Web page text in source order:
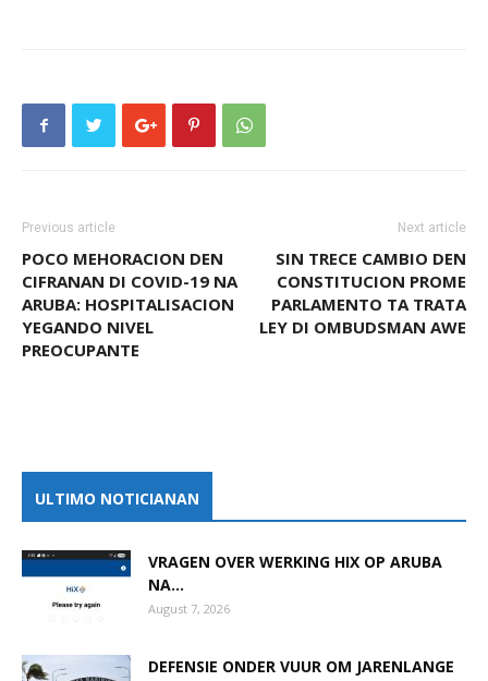
Previous article
POCO MEHORACION DEN
CIFRANAN DI COVID-19 NA
ARUBA: HOSPITALISACION
YEGANDO NIVEL
PREOCUPANTE
Next article
SIN TRECE CAMBIO DEN
CONSTITUCION PROME
PARLAMENTO TA TRATA
LEY DI OMBUDSMAN AWE
ULTIMO NOTICIANAN
VRAGEN OVER WERKING HIX OP ARUBA
NA...
August 7, 2026
DEFENSIE ONDER VUUR OM JARENLANGE